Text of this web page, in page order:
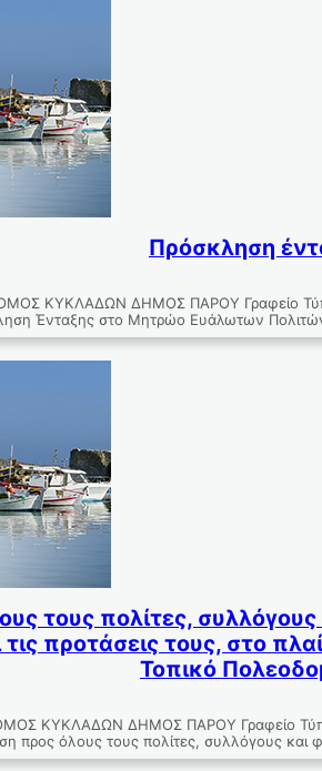
Πρόσκληση
ΚΥΚΛΑΔΩΝ ΔΗΜΟΣ ΠΑΡΟΥ Γραφείο
Ένταξης στο Μητρώο Ευάλωτων
τους πολίτες,
προτάσεις τους, στο
Τοπικό
ΚΥΚΛΑΔΩΝ ΔΗΜΟΣ ΠΑΡΟΥ Γραφείο
προς όλους τους πολίτες, συλλόγους και